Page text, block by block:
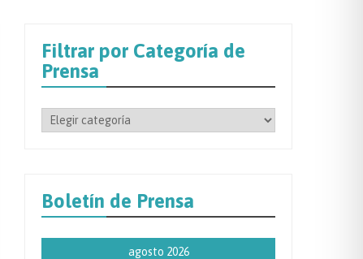
Filtrar por Categoría de
Prensa
Filtrar
Prensa
Boletín de Prensa
agosto 2026